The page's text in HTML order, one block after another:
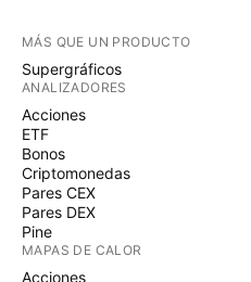
MÁS QUE UN PRODUCTO
Supergráficos
ANALIZADORES
Acciones
ETF
Bonos
Criptomonedas
Pares CEX
Pares DEX
Pine
MAPAS DE CALOR
Acciones